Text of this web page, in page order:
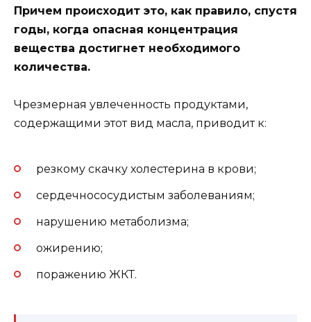
Причем происходит это, как правило, спустя
годы, когда опасная концентрация
вещества достигнет необходимого
количества.
Чрезмерная увлеченность продуктами,
содержащими этот вид масла, приводит к:
резкому скачку холестерина в крови;
сердечнососудистым заболеваниям;
нарушению метаболизма;
ожирению;
поражению ЖКТ.